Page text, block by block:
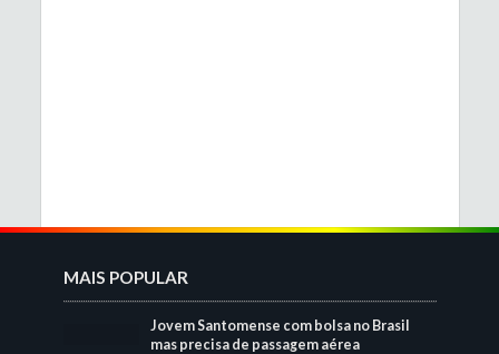
MAIS POPULAR
Jovem Santomense com bolsa no Brasil
mas precisa de passagem aérea